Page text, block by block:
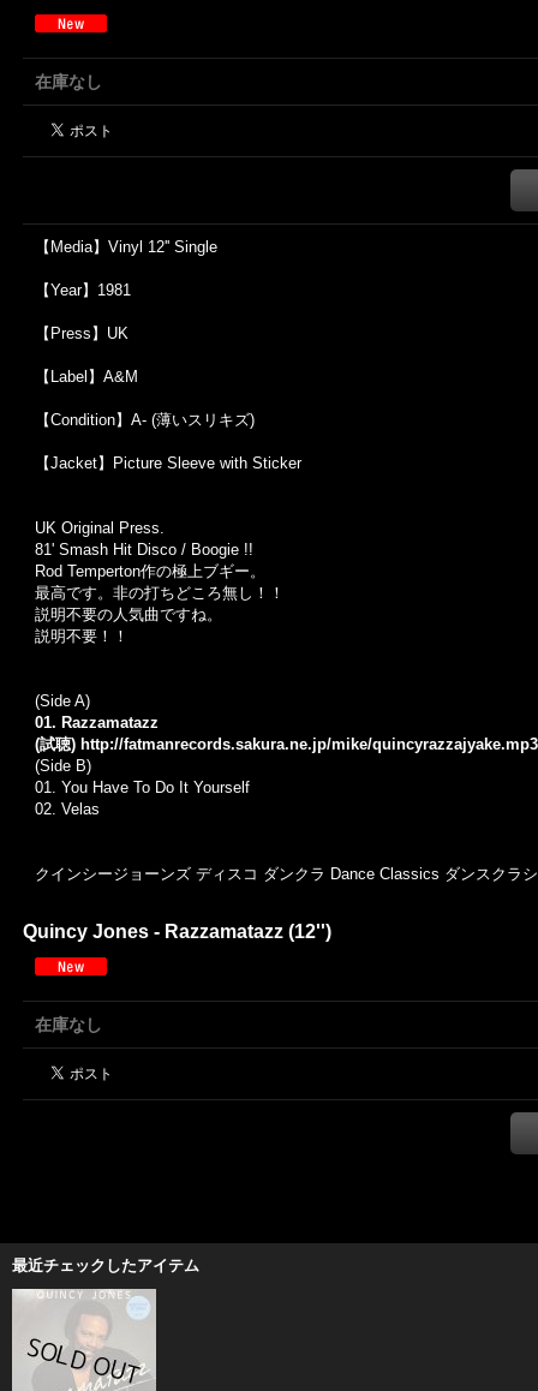
在庫なし
【Media】Vinyl 12'' Single
【Year】1981
【Press】UK
【Label】A&M
【Condition】A- (薄いスリキズ)
【Jacket】Picture Sleeve with Sticker
UK Original Press.
81' Smash Hit Disco / Boogie !!
Rod Temperton作の極上ブギー。
最高です。非の打ちどころ無し！！
説明不要の人気曲ですね。
説明不要！！
(Side A)
01. Razzamatazz
(試聴) http://fatmanrecords.sakura.ne.jp/mike/quincyrazzajyake.mp3
(Side B)
01. You Have To Do It Yourself
02. Velas
クインシージョーンズ ディスコ ダンクラ Dance Classics ダンスクラ
Quincy Jones - Razzamatazz (12'')
在庫なし
最近チェックしたアイテム